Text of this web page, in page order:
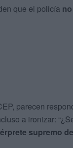
que el policía
parecen
a ironizar:
supremo